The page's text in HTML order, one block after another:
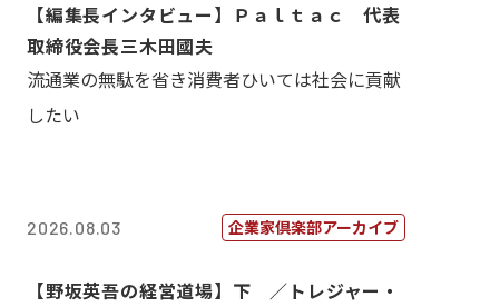
【編集長インタビュー】Ｐａｌｔａｃ 代表
取締役会長三木田國夫
流通業の無駄を省き消費者ひいては社会に貢献
したい
2026.08.03 企業家倶楽部アーカイブ
【野坂英吾の経営道場】下 ／トレジャー・